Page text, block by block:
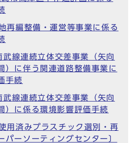
編整備・運営等事業に係る
線連続立体交差事業（矢向
）に伴う関連道路整備事業に
手続
線連続立体交差事業（矢向
）に係る環境影響評価手続
済みプラスチック選別・再
パーソーティングセンター〕